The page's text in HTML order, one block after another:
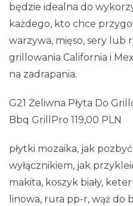
będzie idealna do
każdego, kto chce
warzywa, mięso, sery lub
grillowania California i
na zadrapania.
G21 Żeliwna Płyta Do
Bbq GrillPro 119,00 PLN
płytki mozaika, jak
wyłącznikiem, jak
makita, koszyk biały,
linowa, rura pp-r, wąż